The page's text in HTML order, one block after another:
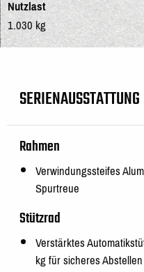
Nutzlast
1.030 kg
SERIENAUSSTATTUNG
Rahmen
Verwindungssteifes
Spurtreue
Stützrad
Verstärktes
kg für sicheres